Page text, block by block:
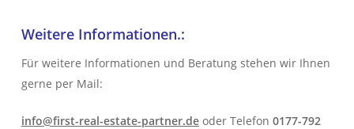
Weitere Informationen.:
Für weitere Informationen und Beratung stehen wir Ihnen
gerne per Mail:
info@first-real-estate-partner.deoder Telefon 0177-792